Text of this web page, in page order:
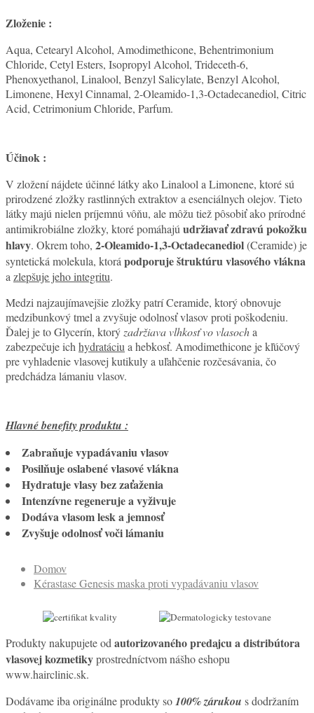
Zloženie :
Aqua, Cetearyl Alcohol, Amodimethicone, Behentrimonium
Chloride, Cetyl Esters, Isopropyl Alcohol, Trideceth-6,
Phenoxyethanol, Linalool, Benzyl Salicylate, Benzyl Alcohol,
Limonene, Hexyl Cinnamal, 2-Oleamido-1,3-Octadecanediol, Citric
Acid, Cetrimonium Chloride, Parfum.
Účinok :
V zložení nájdete účinné látky ako Linalool a Limonene, ktoré sú
prirodzené zložky rastlinných extraktov a esenciálnych olejov. Tieto
látky majú nielen príjemnú vôňu, ale môžu tiež pôsobiť ako prírodné
antimikrobiálne zložky, ktoré pomáhajúudržiavať zdravú pokožku
hlavy. Okrem toho, 2-Oleamido-1,3-Octadecanediol(Ceramide) je
syntetická molekula, ktorápodporuje štruktúru vlasového vlákna
azlepšuje jeho integritu.
Medzi najzaujímavejšie zložky patrí Ceramide, ktorý obnovuje
medzibunkový tmel a zvyšuje odolnosť vlasov proti poškodeniu.
Ďalej je to Glycerín, ktorýzadržiava vlhkosť vo vlasocha
zabezpečuje ichhydratáciua hebkosť. Amodimethicone je kľúčový
pre vyhladenie vlasovej kutikuly a uľahčenie rozčesávania, čo
predchádza lámaniu vlasov.
Hlavné benefity produktu :
Zabraňuje vypadávaniu vlasov
Posilňuje oslabené vlasové vlákna
Hydratuje vlasy bez zaťaženia
Intenzívne regeneruje a vyživuje
Dodáva vlasom lesk a jemnosť
Zvyšuje odolnosť voči lámaniu
Domov
Kérastase Genesis maska proti vypadávaniu vlasov
Produkty nakupujete odautorizovaného predajcu a distribútora
vlasovej kozmetikyprostredníctvom nášho eshopu
www.hairclinic.sk.
Dodávame iba originálne produkty so100% zárukou s dodržaním